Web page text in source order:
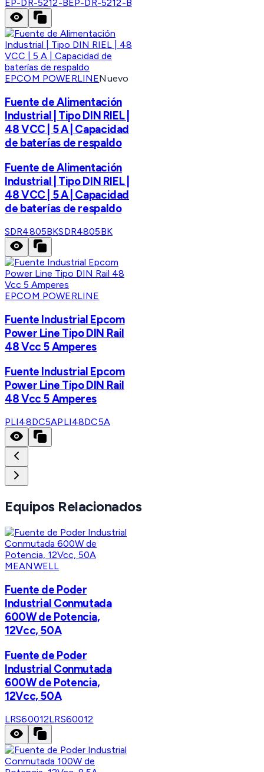
EP-DR-5212-BEP-DR-5212-B
EPCOM POWERLINENuevo
Fuente de Alimentación
Industrial | Tipo DIN RIEL |
48 VCC | 5 A | Capacidad
de baterías de respaldo
Fuente de Alimentación
Industrial | Tipo DIN RIEL |
48 VCC | 5 A | Capacidad
de baterías de respaldo
SDR4805BKSDR4805BK
EPCOM POWERLINE
Fuente Industrial Epcom
Power Line Tipo DIN Rail
48 Vcc 5 Amperes
Fuente Industrial Epcom
Power Line Tipo DIN Rail
48 Vcc 5 Amperes
PLI48DC5APLI48DC5A
Equipos Relacionados
MEANWELL
Fuente de Poder
Industrial Conmutada
600W de Potencia,
12Vcc, 50A
Fuente de Poder
Industrial Conmutada
600W de Potencia,
12Vcc, 50A
LRS60012LRS60012